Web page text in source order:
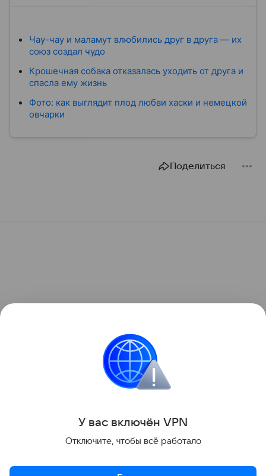
Чау-чау и маламут влюбились друг в друга — их
союз создал чудо
Крошечная собака отказалась уходить от друга и
спасла ему жизнь
Фото: как выглядит плод любви хаски и немецкой
овчарки
Поделиться
У вас включён VPN
Отключите, чтобы всё работало